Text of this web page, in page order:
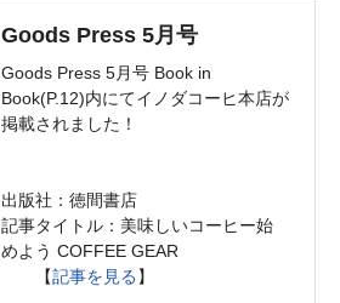
Goods Press 5月号
Goods Press 5月号 Book in
Book(P.12)内にてイノダコーヒ本店が
掲載されました！
出版社：徳間書店
記事タイトル：美味しいコーヒー始
めよう COFFEE GEAR
【記事を見る 】